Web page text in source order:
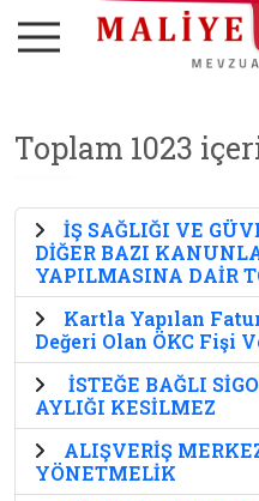
Toplam 1023
İŞ SAĞLIĞI VE
DİĞER BAZI
YAPILMASINA DAİR
Kartla Yapılan
Değeri Olan ÖKC Fişi
İSTEĞE BAĞLI
AYLIĞI KESİLMEZ
ALIŞVERİŞ
YÖNETMELİK